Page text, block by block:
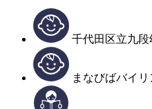
千代田区立九段
まなびばバイリ